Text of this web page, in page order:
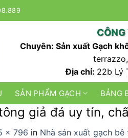
Chuyên: Sản xuất Gạch
Địa chỉ: 22b Lý
SẢN PHẨM GẠCH BẢNG
giả đá uy tín,
× 796 in Nhà sản xuất gạch